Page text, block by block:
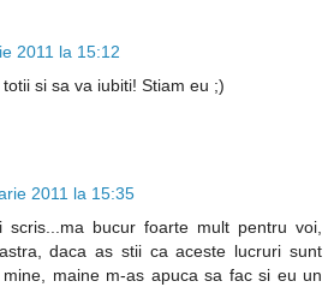
2011 la 15:12
si sa va iubiti! Stiam eu ;)
2011 la 15:35
scris...ma bucur foarte mult pentru voi,
daca as stii ca aceste lucruri sunt
maine m-as apuca sa fac si eu un